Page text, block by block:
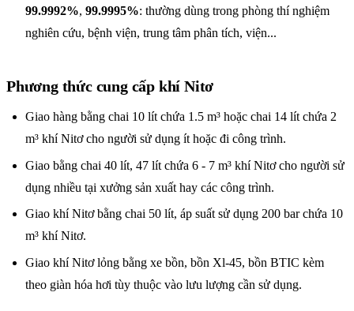
99.9992%, 99.9995%: thường dùng trong phòng thí nghiệm
nghiên cứu, bệnh viện, trung tâm phân tích, viện...
Phương thức cung cấp khí Nitơ
Giao hàng bằng chai 10 lít chứa 1.5 m³ hoặc chai 14 lít chứa 2
m³ khí Nitơ cho người sử dụng ít hoặc đi công trình.
Giao bằng chai 40 lít, 47 lít chứa 6 - 7 m³ khí Nitơ cho người sử
dụng nhiều tại xưởng sản xuất hay các công trình.
Giao khí Nitơ bằng chai 50 lít, áp suất sử dụng 200 bar chứa 10
m³ khí Nitơ.
Giao khí Nitơ lỏng bằng xe bồn, bồn Xl-45, bồn BTIC kèm
theo giàn hóa hơi tùy thuộc vào lưu lượng cần sử dụng.